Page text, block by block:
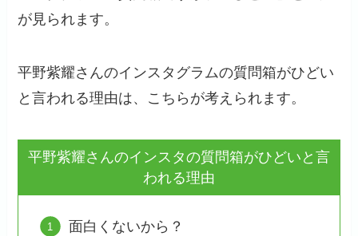
が見られます。
平野紫耀さんのインスタグラムの質問箱がひどい
と言われる理由は、こちらが考えられます。
平野紫耀さんのインスタの質問箱がひどいと言
われる理由
面白くないから？